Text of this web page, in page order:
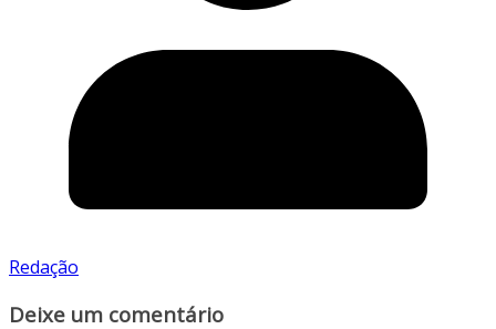
Redação
Deixe um comentário